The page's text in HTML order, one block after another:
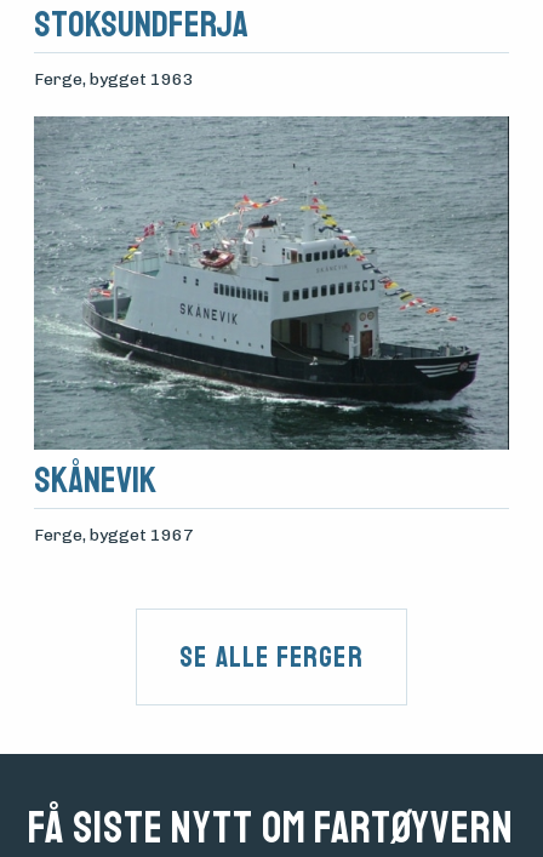
Stoksundferja
Ferge, bygget 1963
Skånevik
Ferge, bygget 1967
Se alle Ferger
Få siste nytt om fartøyvern